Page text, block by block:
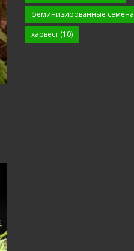
феминизированные семена
харвест (10)